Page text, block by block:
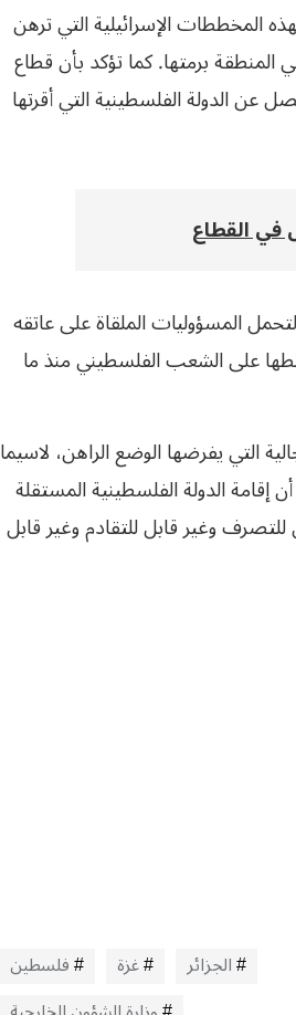
المخططات الإسرائيلية التي ترهن
برمتها. كما تؤكد بأن قطاع
عن الدولة الفلسطينية التي أقرتها
في القطاع
المسؤوليات الملقاة على عاتقه
على الشعب الفلسطيني منذ ما
التي يفرضها الوضع الراهن، لاسيما
إقامة الدولة الفلسطينية المستقلة
وغير قابل للتقادم وغير قابل
الجزائر غزة
فلسطين